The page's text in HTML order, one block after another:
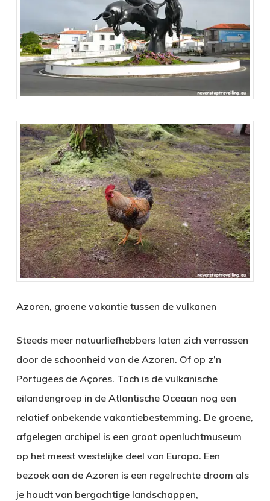
Azoren, groene vakantie tussen de vulkanen
Steeds meer natuurliefhebbers laten zich verrassen
door de schoonheid van de Azoren. Of op z’n
Portugees de Açores. Toch is de vulkanische
eilandengroep in de Atlantische Oceaan nog een
relatief onbekende vakantiebestemming. De groene,
afgelegen archipel is een groot openluchtmuseum
op het meest westelijke deel van Europa. Een
bezoek aan de Azoren is een regelrechte droom als
je houdt van bergachtige landschappen,